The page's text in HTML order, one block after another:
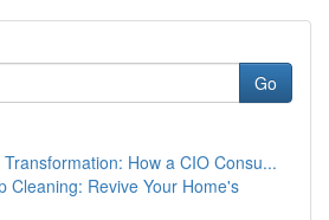
Go
How a CIO Consu...
Cleaning: Revive Your Home's